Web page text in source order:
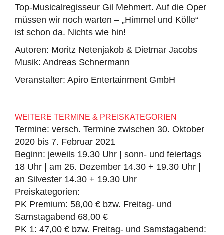
Top-Musicalregisseur Gil Mehmert. Auf die Oper
müssen wir noch warten – „Himmel und Kölle“
ist schon da. Nichts wie hin!
Autoren: Moritz Netenjakob & Dietmar Jacobs
Musik: Andreas Schnermann
Veranstalter: Apiro Entertainment GmbH
WEITERE TERMINE & PREISKATEGORIEN
Termine: versch. Termine zwischen 30. Oktober
2020 bis 7. Februar 2021
Beginn: jeweils 19.30 Uhr | sonn- und feiertags
18 Uhr | am 26. Dezember 14.30 + 19.30 Uhr |
an Silvester 14.30 + 19.30 Uhr
Preiskategorien:
PK Premium: 58,00 € bzw. Freitag- und
Samstagabend 68,00 €
PK 1: 47,00 € bzw. Freitag- und Samstagabend: